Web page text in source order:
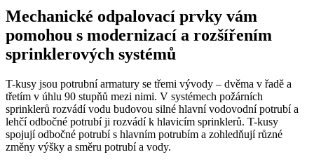
Mechanické odpalovací prvky vám
pomohou s modernizací a rozšířením
sprinklerových systémů
T-kusy jsou potrubní armatury se třemi vývody – dvěma v řadě a
třetím v úhlu 90 stupňů mezi nimi. V systémech požárních
sprinklerů rozvádí vodu budovou silné hlavní vodovodní potrubí a
lehčí odbočné potrubí ji rozvádí k hlavicím sprinklerů. T-kusy
spojují odbočné potrubí s hlavním potrubím a zohledňují různé
změny výšky a směru potrubí a vody.